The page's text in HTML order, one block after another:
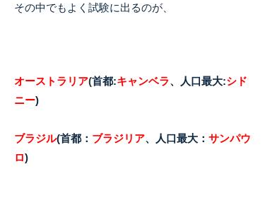
その中でもよく試験に出るのが、
オーストラリア(首都:キャンベラ、人口最大:シド
ニー)
ブラジル(首都： ブラジリア、人口最大： サンパウ
ロ)